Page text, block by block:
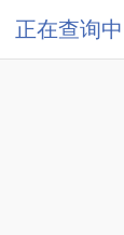
正在查询中